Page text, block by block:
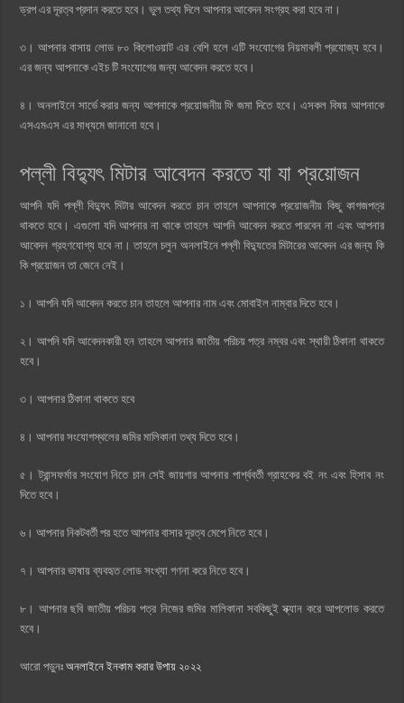
ড্রপ এর দূরত্ব প্রদান করতে হবে। ভুল তথ্য দিলে আপনার আবেদন সংগ্রহ করা হবে না।
৩। আপনার বাসায় লোড ৮০ কিলোওয়াট এর বেশি হলে এটি সংযোগের নিয়মাবলী প্রযোজ্য হবে।
এর জন্য আপনাকে এইচ টি সংযোগের জন্য আবেদন করতে হবে।
৪। অনলাইনে সার্ভে করার জন্য আপনাকে প্রয়োজনীয় ফি জমা দিতে হবে। এসকল বিষয় আপনাকে
এসএমএস এর মাধ্যমে জানানো হবে।
পল্লী বিদ্যুৎ মিটার আবেদন করতে যা যা প্রয়োজন
আপনি যদি পল্লী বিদ্যুৎ মিটার আবেদন করতে চান তাহলে আপনাকে প্রয়োজনীয় কিছু কাগজপত্র
থাকতে হবে। এগুলো যদি আপনার না থাকে তাহলে আপনি আবেদন করতে পারবেন না এবং আপনার
আবেদন গ্রহণযোগ্য হবে না। তাহলে চলুন অনলাইনে পল্লী বিদ্যুতের মিটারের আবেদন এর জন্য কি
কি প্রয়োজন তা জেনে নেই।
১। আপনি যদি আবেদন করতে চান তাহলে আপনার নাম এবং মোবাইল নাম্বার দিতে হবে।
২। আপনি যদি আবেদনকারী হন তাহলে আপনার জাতীয় পরিচয় পত্র নম্বর এবং স্থায়ী ঠিকানা থাকতে
হবে।
৩। আপনার ঠিকানা থাকতে হবে
৪। আপনার সংযোগস্থলের জমির মালিকানা তথ্য দিতে হবে।
৫। ট্রান্সফর্মার সংযোগ নিতে চান সেই জায়গার আপনার পার্শ্ববর্তী গ্রাহকের বই নং এবং হিসাব নং
দিতে হবে।
৬। আপনার নিকটবর্তী পর হতে আপনার বাসার দূরত্ব মেপে নিতে হবে।
৭। আপনার ভাষায় ব্যবহৃত লোড সংখ্যা গণনা করে নিতে হবে।
৮। আপনার ছবি জাতীয় পরিচয় পত্র নিজের জমির মালিকানা সবকিছুই স্ক্যান করে আপলোড করতে
হবে।
আরো পড়ুনঃঅনলাইনে ইনকাম করার উপায় ২০২২